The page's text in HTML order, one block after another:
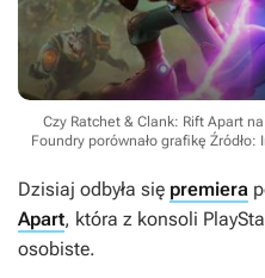
Czy Ratchet & Clank: Rift Apart
Foundry porównało grafikę Źródło:
Dzisiaj odbyła się premiera
Apart, która z konsoli
osobiste.